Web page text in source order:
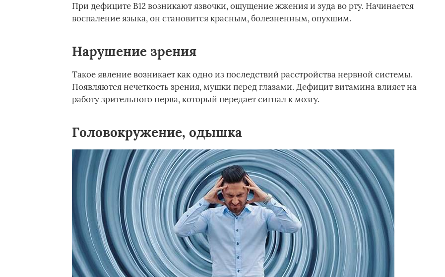
При дефиците В12 возникают язвочки, ощущение жжения и зуда во рту. Начинается
воспаление языка, он становится красным, болезненным, опухшим.
Нарушение зрения
Такое явление возникает как одно из последствий расстройства нервной системы.
Появляются нечеткость зрения, мушки перед глазами. Дефицит витамина влияет на
работу зрительного нерва, который передает сигнал к мозгу.
Головокружение, одышка